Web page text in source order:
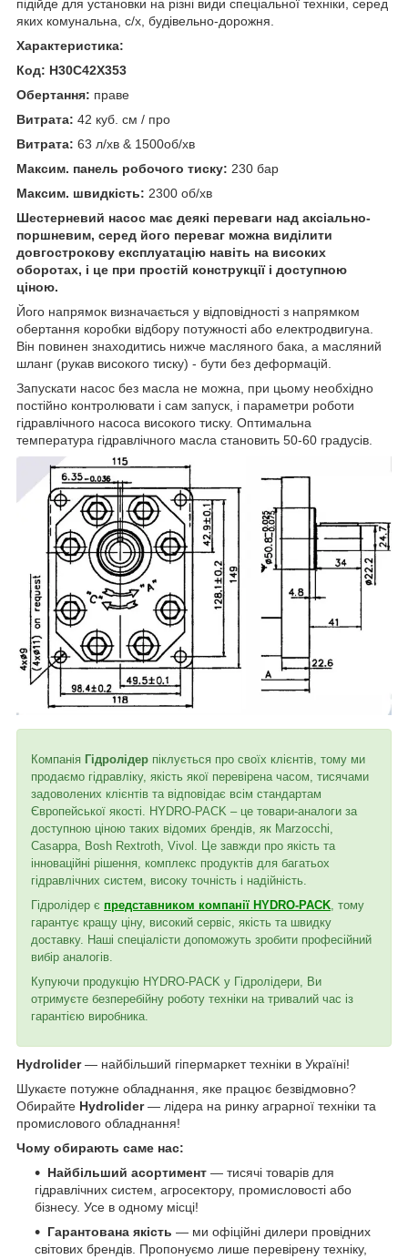
підійде для установки на різні види спеціальної техніки, серед
яких комунальна, с/х, будівельно-дорожня.
Характеристика:
Код: H30C42X353
Обертання: праве
Витрата: 42 куб. см / про
Витрата: 63 л/хв & 1500об/хв
Максим. панель робочого тиску: 230 бар
Максим. швидкість: 2300 об/хв
Шестерневий насос має деякі переваги над аксіально-
поршневим, серед його переваг можна виділити
довгострокову експлуатацію навіть на високих
оборотах, і це при простій конструкції і доступною
ціною.
Його напрямок визначається у відповідності з напрямком
обертання коробки відбору потужності або електродвигуна.
Він повинен знаходитись нижче масляного бака, а масляний
шланг (рукав високого тиску) - бути без деформацій.
Запускати насос без масла не можна, при цьому необхідно
постійно контролювати і сам запуск, і параметри роботи
гідравлічного насоса високого тиску. Оптимальна
температура гідравлічного масла становить 50-60 градусів.
Компанія Гідролідер піклується про своїх клієнтів, тому ми
продаємо гідравліку, якість якої перевірена часом, тисячами
задоволених клієнтів та відповідає всім стандартам
Європейської якості. HYDRO-PACK – це товари-аналоги за
доступною ціною таких відомих брендів, як Marzocchi,
Casappa, Bosh Rextroth, Vivol. Це завжди про якість та
інноваційні рішення, комплекс продуктів для багатьох
гідравлічних систем, високу точність і надійність.
Гідролідер є представником компанії HYDRO-PACK, тому
гарантує кращу ціну, високий сервіс, якість та швидку
доставку. Наші спеціалісти допоможуть зробити професійний
вибір аналогів.
Купуючи продукцію HYDRO-PACK у Гідролідери, Ви
отримуєте безперебійну роботу техніки на тривалий час із
гарантією виробника.
Hydrolider— найбільший гіпермаркет техніки в Україні!
Шукаєте потужне обладнання, яке працює безвідмовно?
Обирайте Hydrolider— лідера на ринку аграрної техніки та
промислового обладнання!
Чому обирають саме нас:
Найбільший асортимент — тисячі товарів для
гідравлічних систем, агросектору, промисловості або
бізнесу. Усе в одному місці!
Гарантована якість — ми офіційні дилери провідних
світових брендів. Пропонуємо лише перевірену техніку,